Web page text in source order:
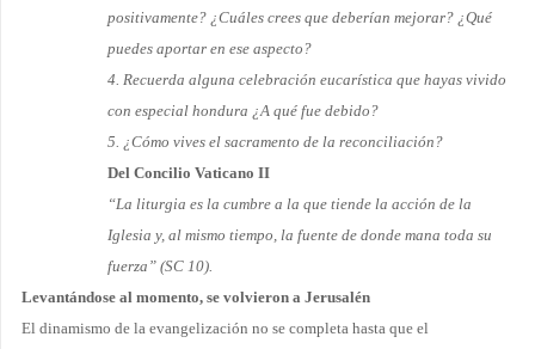
positivamente? ¿Cuáles crees que deberían mejorar? ¿Qué
puedes aportar en ese aspecto?
4. Recuerda alguna celebración eucarística que hayas vivido
con especial hondura ¿A qué fue debido?
5. ¿Cómo vives el sacramento de la reconciliación?
Del Concilio Vaticano II
“La liturgia es la cumbre a la que tiende la acción de la
Iglesia y, al mismo tiempo, la fuente de donde mana toda su
fuerza” (SC 10).
Levantándose al momento, se volvieron a Jerusalén
El dinamismo de la evangelización no se completa hasta que el